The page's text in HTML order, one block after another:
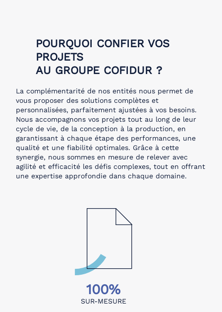
POURQUOI CONFIER VOS
PROJETS
AU GROUPE COFIDUR ?
La complémentarité de nos entités nous permet de
vous proposer des solutions complètes et
personnalisées, parfaitement ajustées à vos besoins.
Nous accompagnons vos projets tout au long de leur
cycle de vie, de la conception à la production, en
garantissant à chaque étape des performances, une
qualité et une fiabilité optimales. Grâce à cette
synergie, nous sommes en mesure de relever avec
agilité et efficacité les défis complexes, tout en offrant
une expertise approfondie dans chaque domaine.
100%
SUR-MESURE